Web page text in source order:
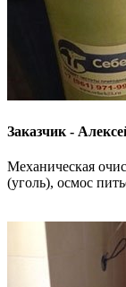
Заказчик -
Механическая
(уголь), осмос